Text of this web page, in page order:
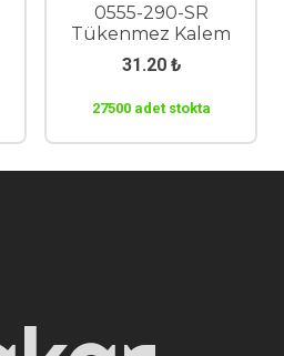
0555-290-SR
Tükenmez Kalem
31.20 ₺
27500 adet stokta